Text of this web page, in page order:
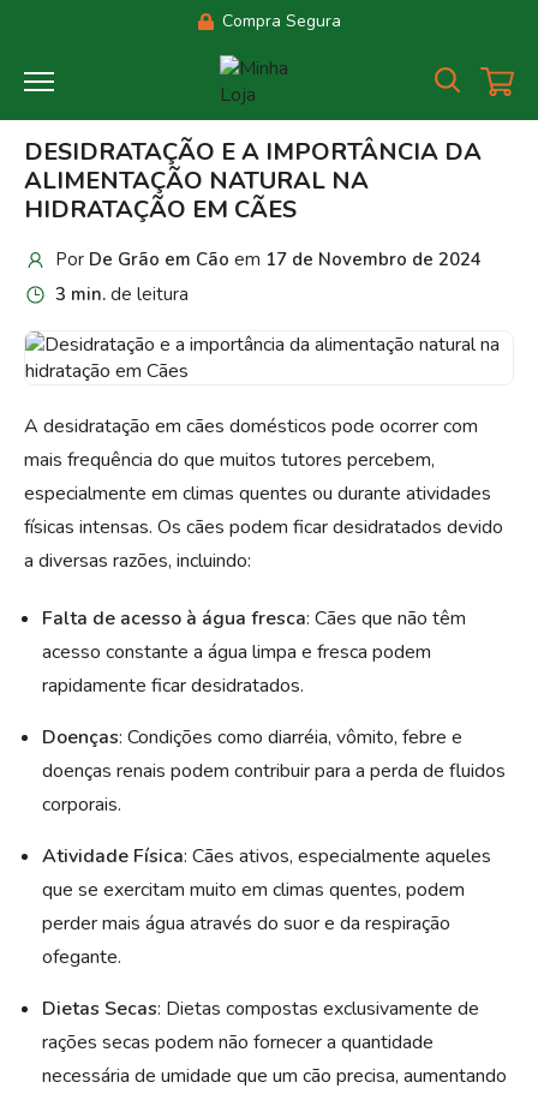
Compra Segura
DESIDRATAÇÃO E A IMPORTÂNCIA DA
ALIMENTAÇÃO NATURAL NA
HIDRATAÇÃO EM CÃES
Por De Grão em Cão em 17 de Novembro de 2024
3 min.de leitura
A desidratação em cães domésticos pode ocorrer com
mais frequência do que muitos tutores percebem,
especialmente em climas quentes ou durante atividades
físicas intensas. Os cães podem ficar desidratados devido
a diversas razões, incluindo:
Falta de acesso à água fresca: Cães que não têm
acesso constante a água limpa e fresca podem
rapidamente ficar desidratados.
Doenças: Condições como diarréia, vômito, febre e
doenças renais podem contribuir para a perda de fluidos
corporais.
Atividade Física: Cães ativos, especialmente aqueles
que se exercitam muito em climas quentes, podem
perder mais água através do suor e da respiração
ofegante.
Dietas Secas: Dietas compostas exclusivamente de
rações secas podem não fornecer a quantidade
necessária de umidade que um cão precisa, aumentando